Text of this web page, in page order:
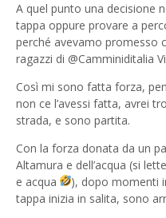
A quel punto una decisione
tappa oppure provare a
perché avevamo promesso
ragazzi di @Camminiditalia
Così mi sono fatta forza,
non ce l’avessi fatta, avrei
strada, e sono partita.
Con la forza donata da un
Altamura e dell’acqua (si
e acqua
), dopo momenti
tappa inizia in salita, sono